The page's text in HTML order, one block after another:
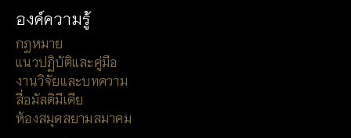
องค์ความรู้
กฎหมาย
แนวปฏิบัติและคู่มือ
งานวิจัยและบทความ
สื่อมัลติมีเดีย
ห้องสมุดสยามสมาคม